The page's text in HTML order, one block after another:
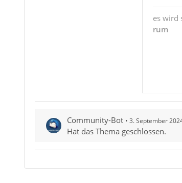
es wird
rum
Community-Bot 3. September
Hat das Thema geschlossen.